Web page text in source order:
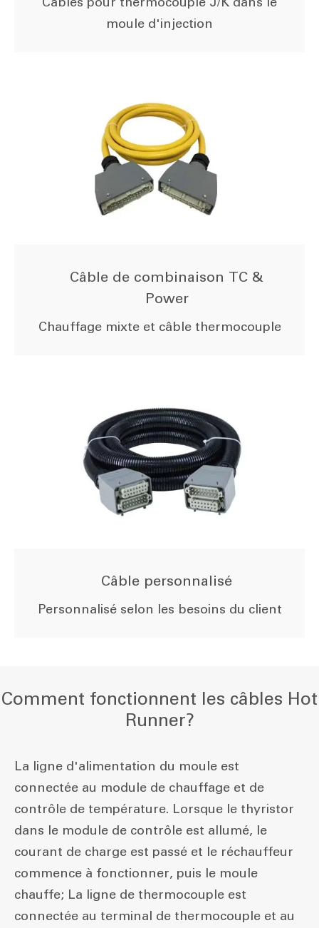
moule d'injection
Câble de combinaison TC &
Power
Chauffage mixte et câble thermocouple
Câble personnalisé
Personnalisé selon les besoins du client
Comment fonctionnent les câbles Hot
Runner?
La ligne d'alimentation du moule est
connectée au module de chauffage et de
contrôle de température. Lorsque le thyristor
dans le module de contrôle est allumé, le
courant de charge est passé et le réchauffeur
commence à fonctionner, puis le moule
chauffe; La ligne de thermocouple est
connectée au terminal de thermocouple et au